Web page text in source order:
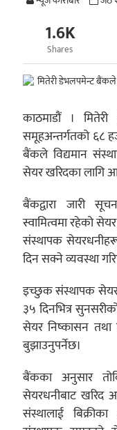
1.6K
Shares
काठमाडौं ।
समूहअन्तर्गतको ६८
बैंकले विद्यमान
सेयर खरिदका लागि
बैंकद्वारा जारी
स्वामित्वमा रहेको
संस्थापक
दिन सक्ने व्यवस्था
इच्छुक संस्थापक
३५ दिनभित्र
सेयर निष्कासन तथा
बुझाउनुपर्नेछ।
बैंकका अनुसार
सेयरधनीबाट खरिद
संस्थालाई